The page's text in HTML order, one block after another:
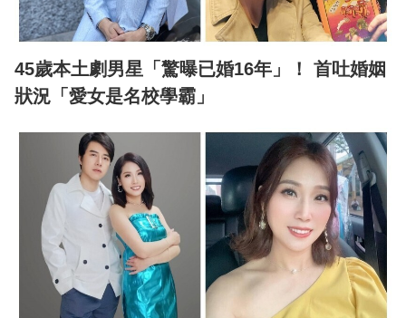
45歲本土劇男星「驚曝已婚16年」！ 首吐婚姻
狀況「愛女是名校學霸」